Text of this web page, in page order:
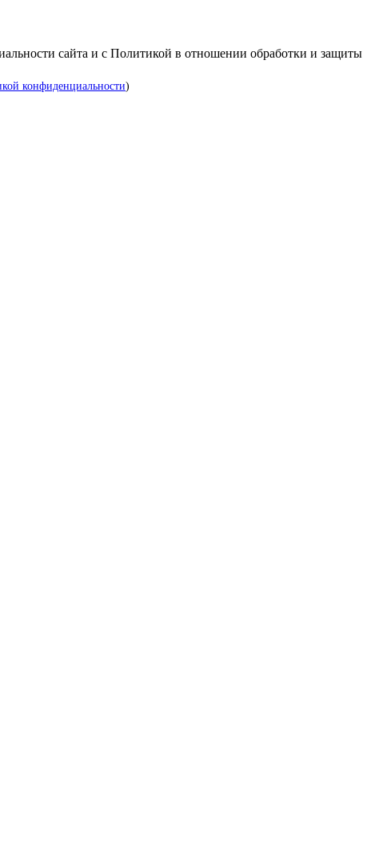
сайта и с Политикой в отношении обработки и защиты
конфиденциальности)